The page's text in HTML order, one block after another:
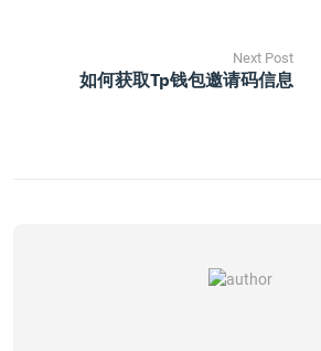
Next Post
如何获取tp钱包邀请码信息